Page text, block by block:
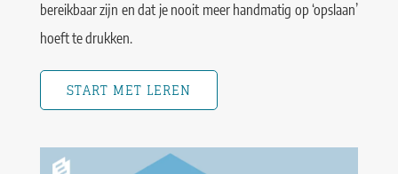
bereikbaar zijn en dat je nooit meer handmatig op ‘opslaan’
hoeft te drukken.
START MET LEREN